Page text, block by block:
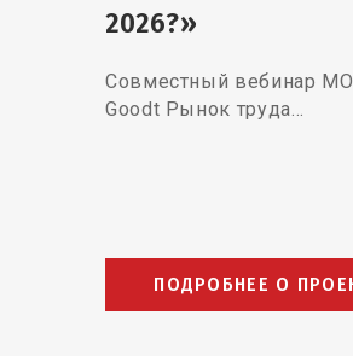
2026?»
Совместный вебинар
Goodt Рынок труда…
ПОДРОБНЕЕ О